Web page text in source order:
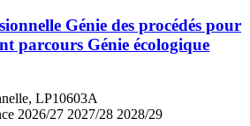
Génie des procédés pour
parcours Génie écologique
LP10603A
2026/27 2027/28 2028/29